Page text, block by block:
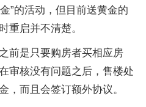
”的活动，但目前送黄金的
重启并不清楚。
前是只要购房者买相应房
审核没有问题之后，售楼处
，而且会签订额外协议。